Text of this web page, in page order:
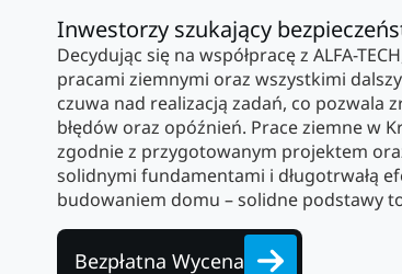
Inwestorzy szukający
Decydując się na współpracę z ALFA-
pracami ziemnymi oraz wszystkimi
czuwa nad realizacją zadań, co pozwala
błędów oraz opóźnień. Prace ziemne w
zgodnie z przygotowanym projektem
solidnymi fundamentami i długotrwałą
budowaniem domu – solidne podstawy
Bezpłatna Wycena